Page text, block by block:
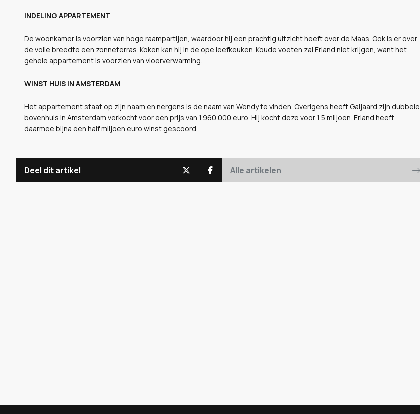
INDELING APPARTEMENT
De woonkamer is voorzien van hoge raampartijen, waardoor hij een prachtig uitzicht heeft over de Maas. Ook is er over
de volle breedte een zonneterras. Koken kan hij in de ope leefkeuken. Koude voeten zal Erland niet krijgen, want het
gehele appartement is voorzien van vloerverwarming.
WINST HUIS IN AMSTERDAM
Het appartement staat op zijn naam en nergens is de naam van Wendy te vinden. Overigens heeft Galjaard zijn dubbele
bovenhuis in Amsterdam verkocht voor een prijs van 1.960.000 euro. Hij kocht deze voor 1,5 miljoen. Erland heeft
daarmee bijna een half miljoen euro winst gescoord.
Deel dit artikel Alle artikelen